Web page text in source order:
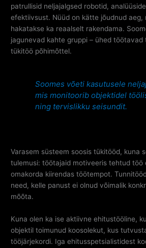
patrullisid neljajalgsed robotid,
efektiivsust. Nüüd on kätte jõudnud aeg,
hakatakse ka reaalselt rakendama.
jagunevad kahte gruppi – ühed
tükitöö põhimõttel.
Soomes võeti kasutusele
mis monitoorib objektidel
ning tervislikku seisundit.
Varasem süsteem soosis tükitööd, kuna
tulemusi: töötajaid motiveeris tehtud töö
omakorda kiirendas töötempot.
need, kelle panust ei olnud võimalik
mõõta.
Kuna olen ka ise aktiivne ehitustööline,
objektil toimunud koosolekut, kus
tööjärjekordi. Iga ehitusspetsialistidest